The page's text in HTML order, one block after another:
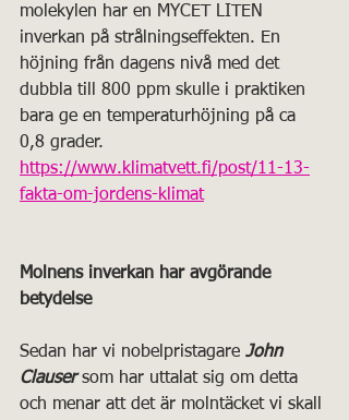
molekylen har en MYCET LITEN
inverkan på strålningseffekten. En
höjning från dagens nivå med det
dubbla till 800 ppm skulle i praktiken
bara ge en temperaturhöjning på ca
0,8 grader.
https://www.klimatvett.fi/post/11-13-
fakta-om-jordens-klimat
Molnens inverkan har avgörande
betydelse
Sedan har vi nobelpristagare John
Clauser som har uttalat sig om detta
och menar att det är molntäcket vi skall